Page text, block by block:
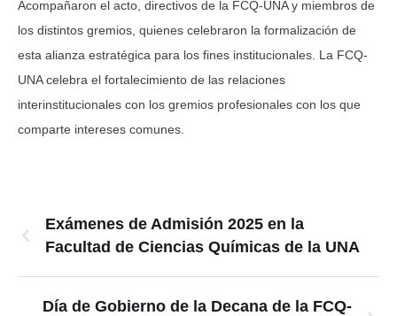
Acompañaron el acto, directivos de la FCQ-UNA y miembros de
los distintos gremios, quienes celebraron la formalización de
esta alianza estratégica para los fines institucionales. La FCQ-
UNA celebra el fortalecimiento de las relaciones
interinstitucionales con los gremios profesionales con los que
comparte intereses comunes.
Exámenes de Admisión 2025 en la
Facultad de Ciencias Químicas de la UNA
Día de Gobierno de la Decana de la FCQ-